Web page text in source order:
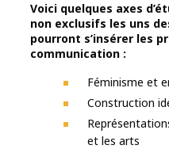
Voici quelques axes
non exclusifs les uns
pourront s’insérer les
communication :
Féminisme et
Construction
et les arts